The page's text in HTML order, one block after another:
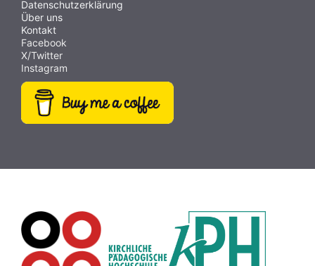
Datenschutzerklärung
Über uns
Kontakt
Facebook
X/Twitter
Instagram